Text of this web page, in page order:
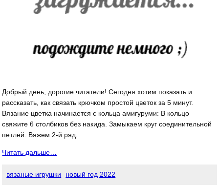
Добрый день, дорогие читатели! Сегодня хотим показать и
рассказать, как связать крючком простой цветок за 5 минут.
Вязание цветка начинается с кольца амигуруми: В кольцо
свяжите 6 столбиков без накида. Замыкаем круг соединительной
петлей. Вяжем 2-й ряд.
Читать дальше…
вязаные игрушки новый год 2022